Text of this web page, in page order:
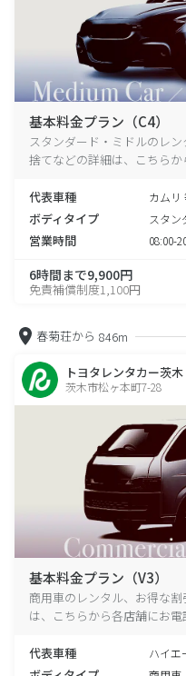
基本料金プラン（C4）
スタンダード・ミドルのレ
捨てなどの詳細は、こちらか
代表車種 カムリ
ボディタイプ スタン
営業時間 08:00-
6時間まで9,900円
免責補償制度1,100円
春菊荘から 846m
トヨタレンタカー茨木
茨木市松ヶ本町7-28
基本料金プラン（V3）
商用車のレンタル、お得な
は、こちらから各店舗にお電
代表車種 ハイエ